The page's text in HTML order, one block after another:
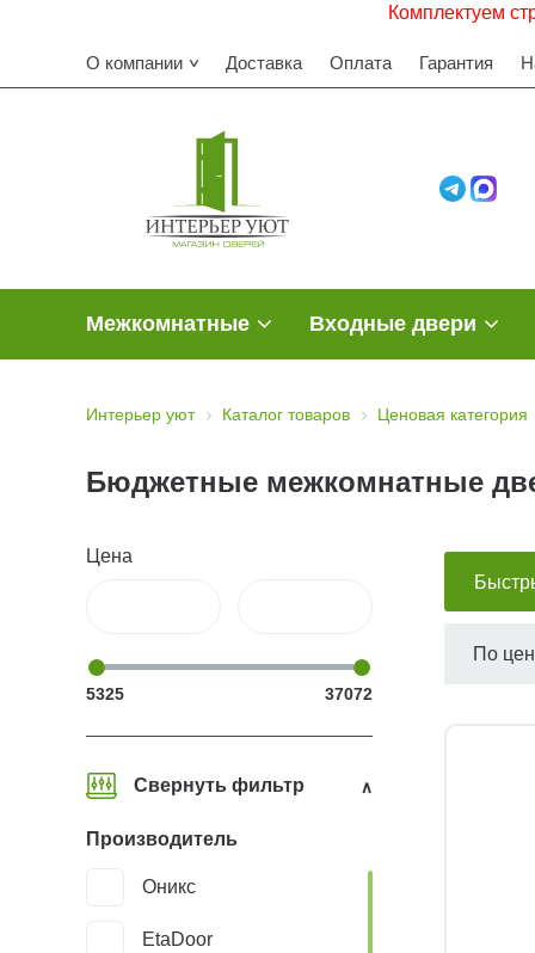
Комплектуем
О компании Доставка Оплата Гарантия
Межкомнатные Входные двери
Интерьер уют Каталог товаров Ценовая категория
Бюджетные межкомнатные
Цена
5325 37072
Свернуть фильтр
Производитель
Оникс
EtaDoor
По